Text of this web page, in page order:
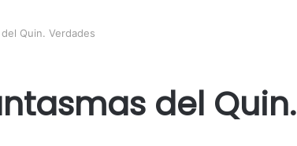
Quin. Verdades
del Quin.